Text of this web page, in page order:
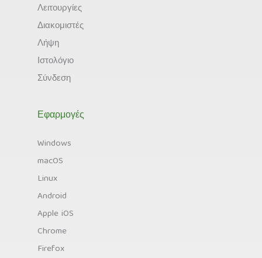
Λειτουργίες
Διακομιστές
Λήψη
Ιστολόγιο
Σύνδεση
Εφαρμογές
Windows
macOS
Linux
Android
Apple iOS
Chrome
Firefox